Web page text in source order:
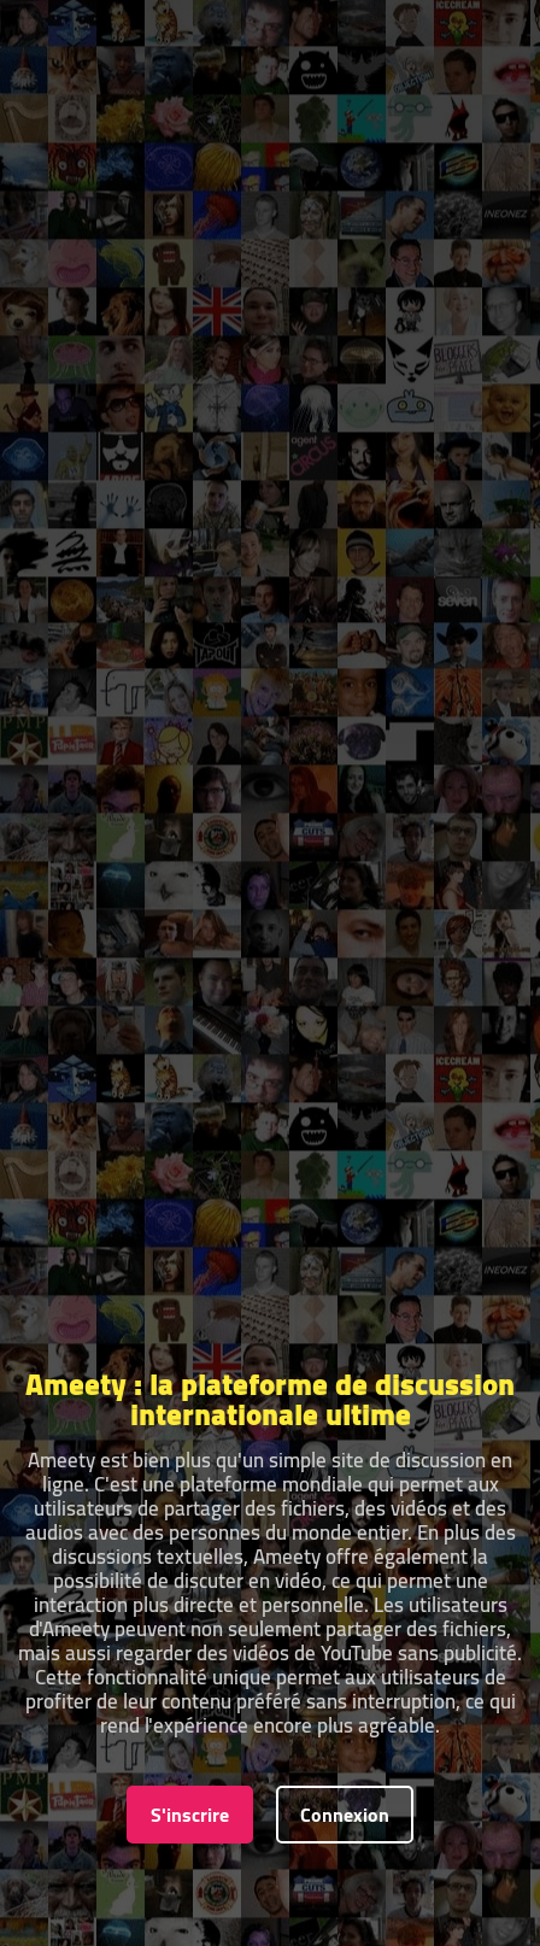
Ameety : la plateforme de discussion
internationale ultime
Ameety est bien plus qu'un simple site de discussion en
ligne. C'est une plateforme mondiale qui permet aux
utilisateurs de partager des fichiers, des vidéos et des
audios avec des personnes du monde entier. En plus des
discussions textuelles, Ameety offre également la
possibilité de discuter en vidéo, ce qui permet une
interaction plus directe et personnelle. Les utilisateurs
d'Ameety peuvent non seulement partager des fichiers,
mais aussi regarder des vidéos de YouTube sans publicité.
Cette fonctionnalité unique permet aux utilisateurs de
profiter de leur contenu préféré sans interruption, ce qui
rend l'expérience encore plus agréable.
S'inscrire Connexion